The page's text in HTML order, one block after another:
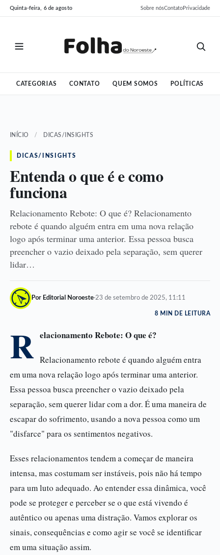
Pular
para
Pular
para
Quinta-feira, 6 de agosto Sobre nósContatoPrivacidade
CATEGORIAS CONTATO QUEM SOMOS POLÍTICAS
INÍCIO / DICAS/INSIGHTS
DICAS/INSIGHTS
Entenda o que é e como
funciona
Relacionamento Rebote: O que é? Relacionamento
rebote é quando alguém entra em uma nova relação
logo após terminar uma anterior. Essa pessoa busca
preencher o vazio deixado pela separação, sem querer
lidar…
Por Editorial Noroeste·23 de setembro de 2025, 11:11
8 MIN DE LEITURA
R elacionamento Rebote: O que é?
Relacionamento rebote é quando alguém entra
em uma nova relação logo após terminar uma anterior.
Essa pessoa busca preencher o vazio deixado pela
separação, sem querer lidar com a dor. É uma maneira de
escapar do sofrimento, usando a nova pessoa como um
"disfarce" para os sentimentos negativos.
Esses relacionamentos tendem a começar de maneira
intensa, mas costumam ser instáveis, pois não há tempo
para um luto adequado. Ao entender essa dinâmica, você
pode se proteger e perceber se o que está vivendo é
autêntico ou apenas uma distração. Vamos explorar os
sinais, consequências e como agir se você se identificar
em uma situação assim.